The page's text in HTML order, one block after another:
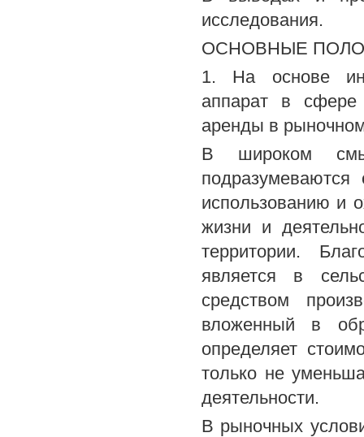
исследования.
ОСНОВНЫЕ
1. На основе
аппарат в сфере
аренды в
В широком
использованию и
жизни и
территории.
является в
средством
вложенный в
определяет
только не
деятельности.
В рыночных